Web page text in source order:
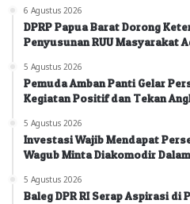
6 Agustus 2026
DPRP Papua Barat Dorong
Penyusunan RUU Masyarakat
5 Agustus 2026
Pemuda Amban Panti Gelar
Kegiatan Positif dan Tekan
5 Agustus 2026
Investasi Wajib Mendapat
Wagub Minta Diakomodir Dalam
5 Agustus 2026
Baleg DPR RI Serap Aspirasi di